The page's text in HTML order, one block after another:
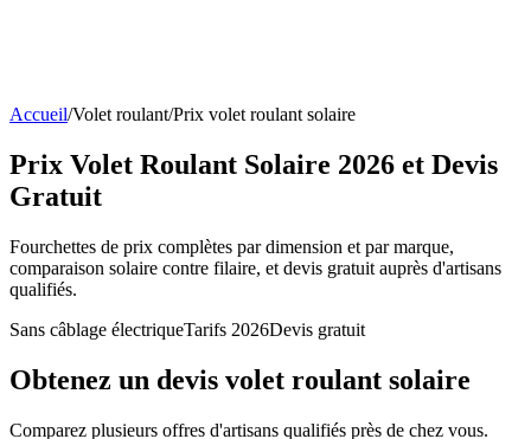
Accueil/Volet roulant/Prix volet roulant solaire
Prix Volet Roulant Solaire 2026 et Devis
Gratuit
Fourchettes de prix complètes par dimension et par marque,
comparaison solaire contre filaire, et devis gratuit auprès d'artisans
qualifiés.
Sans câblage électriqueTarifs 2026Devis gratuit
Obtenez un devis volet roulant solaire
Comparez plusieurs offres d'artisans qualifiés près de chez vous.